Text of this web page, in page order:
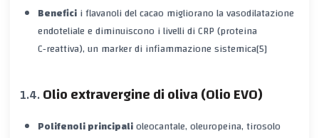
Beneficii flavanoli del cacao migliorano la vasodilatazione
endoteliale e diminuiscono i livelli di CRP (proteina
C‑reattiva), un marker di infiammazione sistemica[5]
Olio extravergine di oliva (Olio EVO)
Polifenoli principalioleocantale, oleuropeina, tirosolo